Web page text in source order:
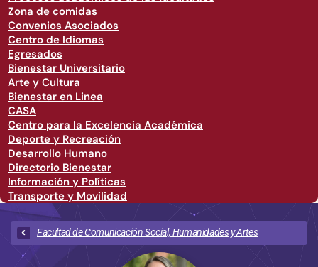
Zona de comidas
Convenios Asociados
Centro de Idiomas
Egresados
Bienestar Universitario
Arte y Cultura
Bienestar en Linea
CASA
Centro para la Excelencia Académica
Deporte y Recreación
Desarrollo Humano
Directorio Bienestar
Información y Políticas
Transporte y Movilidad
Facultad de Comunicación Social, Humanidades y Artes